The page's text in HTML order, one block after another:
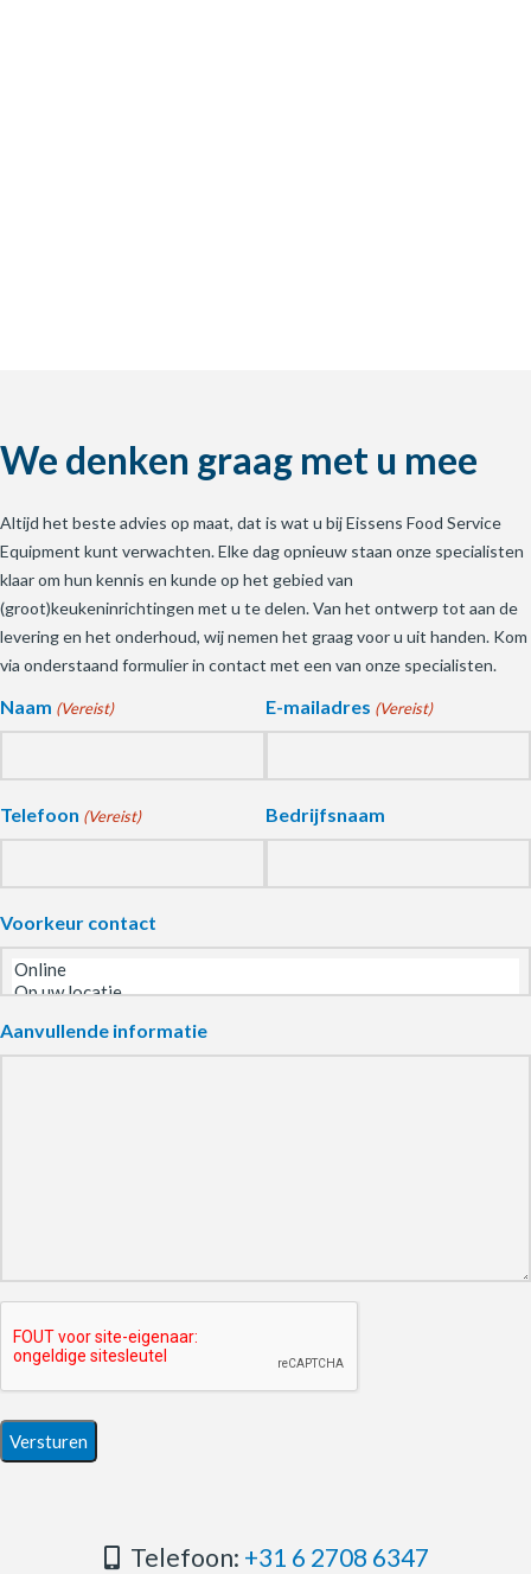
We denken graag met u mee
Altijd het beste advies op maat, dat is wat u bij Eissens Food Service
Equipment kunt verwachten. Elke dag opnieuw staan onze specialisten
klaar om hun kennis en kunde op het gebied van
(groot)keukeninrichtingen met u te delen. Van het ontwerp tot aan de
levering en het onderhoud, wij nemen het graag voor u uit handen. Kom
via onderstaand formulier in contact met een van onze specialisten.
Naam (Vereist) E-mailadres (Vereist)
Telefoon (Vereist) Bedrijfsnaam
Voorkeur contact
Aanvullende informatie
Telefoon: +31 6 2708 6347